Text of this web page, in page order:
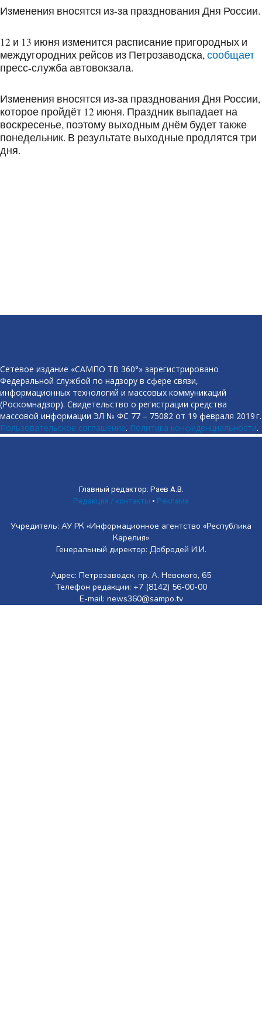
Изменения вносятся из-за празднования Дня России.
12 и 13 июня изменится расписание пригородных и
междугородних рейсов из Петрозаводска,сообщает
пресс-служба автовокзала.
Изменения вносятся из-за празднования Дня России,
которое пройдёт 12 июня. Праздник выпадает на
воскресенье, поэтому выходным днём будет также
понедельник. В результате выходные продлятся три
дня.
Сетевое издание «САМПО ТВ 360°» зарегистрировано
Федеральной службой по надзору в сфере связи,
информационных технологий и массовых коммуникаций
(Роскомнадзор). Свидетельство о регистрации средства
массовой информации ЭЛ № ФС 77 – 75082 от 19 февраля 2019 г.
Пользовательское соглашение. Политика конфиденциальности.
Главный редактор: Раев А.В.
Редакция / контакты • Реклама
Учредитель: АУ РК «Информационное агентство «Республика
Карелия»
Генеральный директор: Добродей И.И.
Адрес: Петрозаводск, пр. А. Невского, 65
Телефон редакции: +7 (8142) 56-00-00
E-mail: news360@sampo.tv